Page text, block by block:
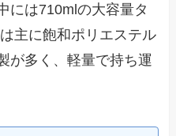
には710mlの大容量タ
主に飽和ポリエステル
が多く、軽量で持ち運